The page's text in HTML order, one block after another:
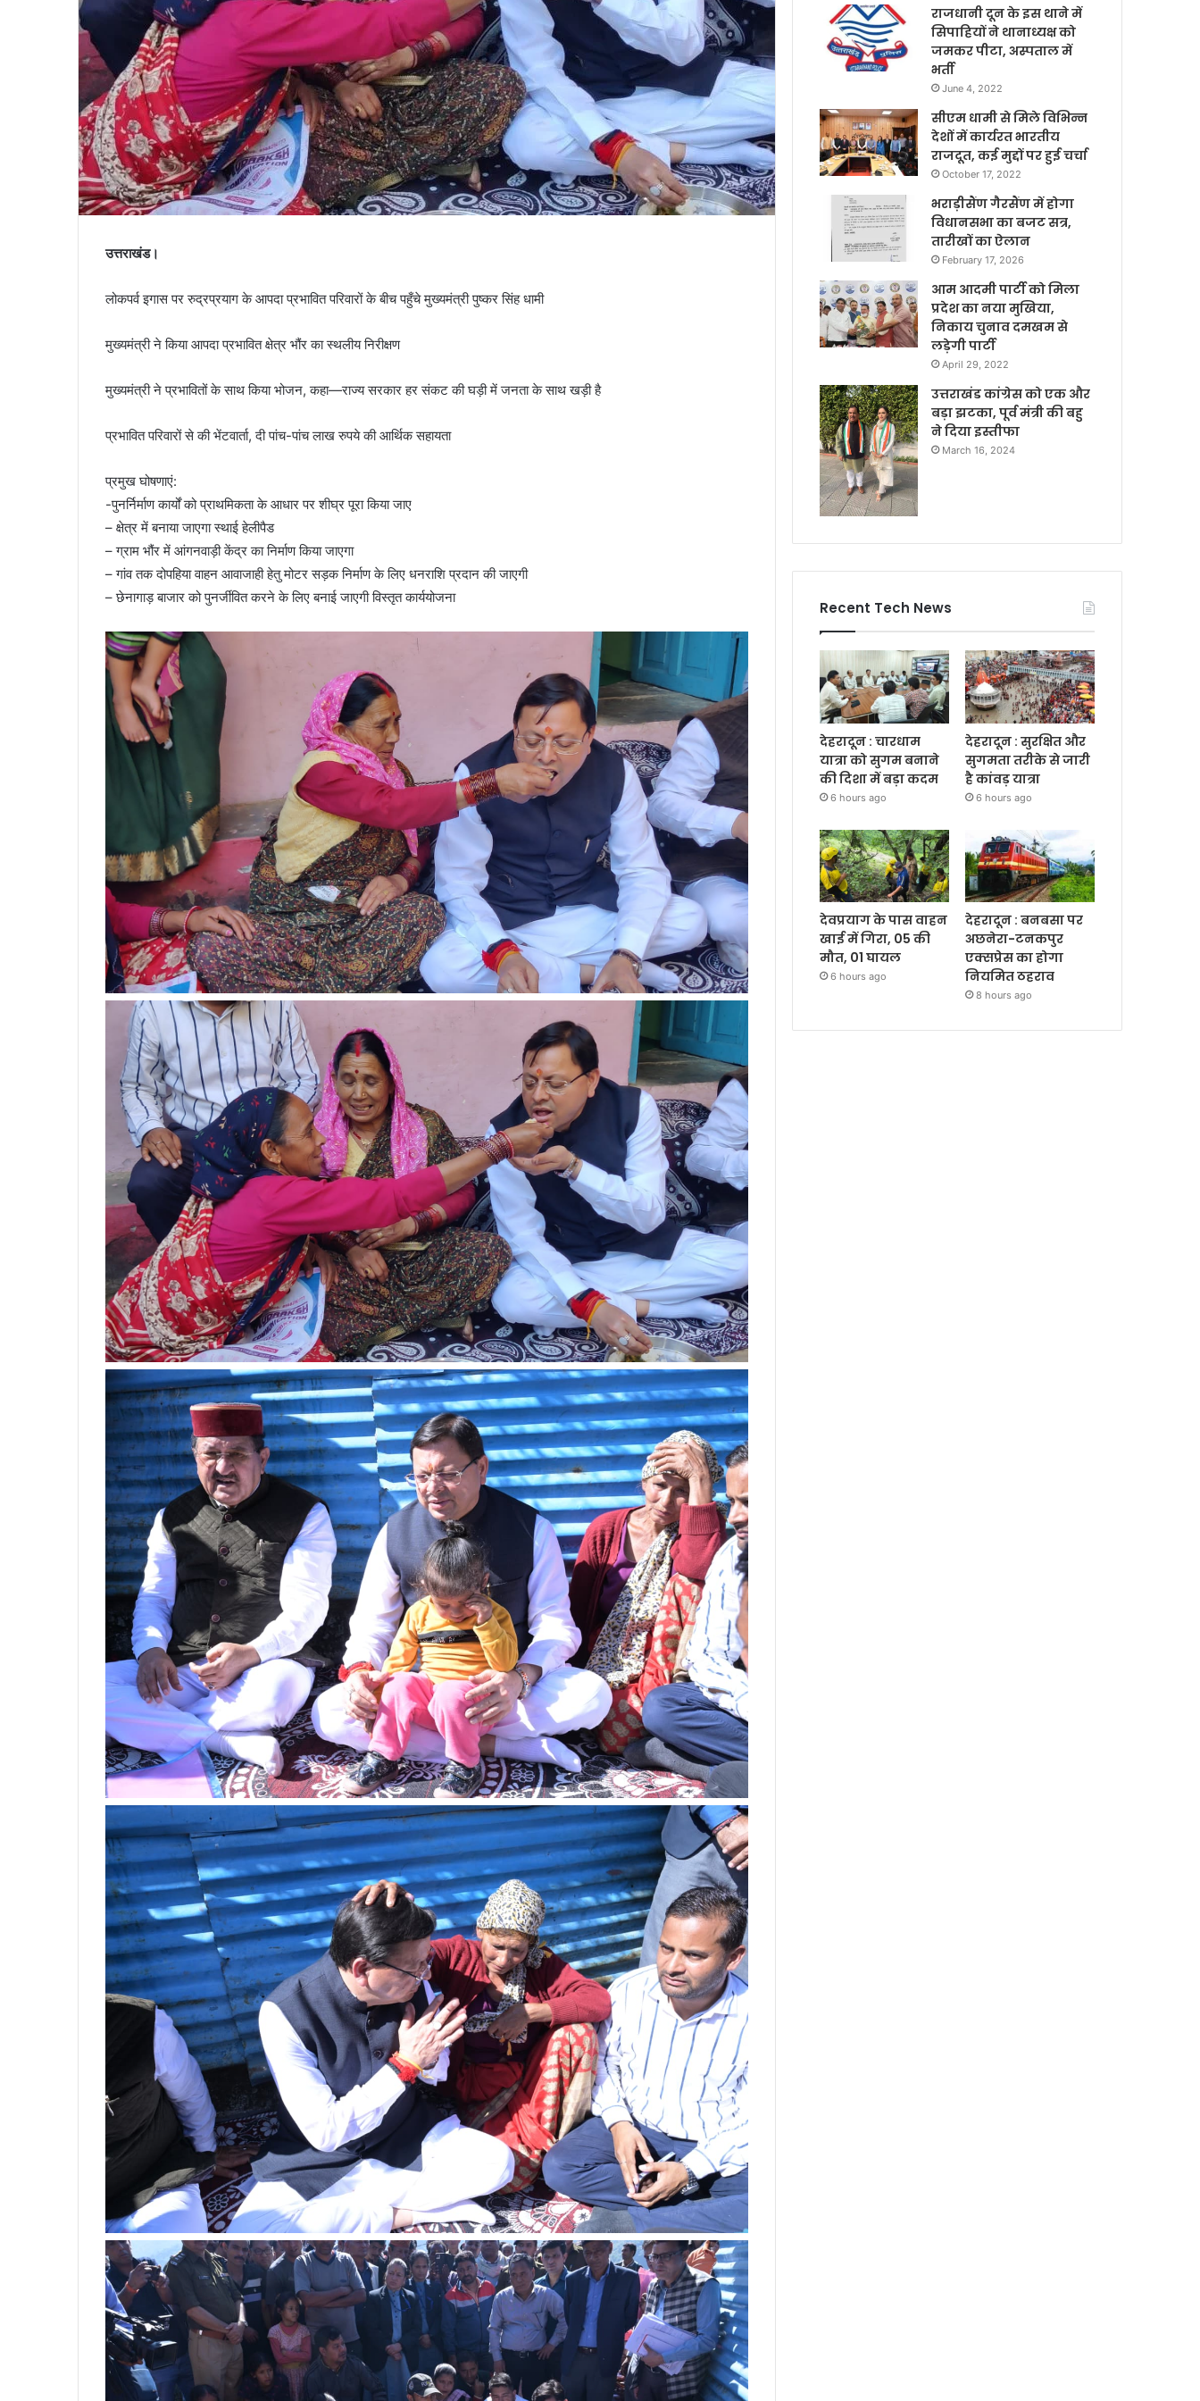
उत्तराखंड।
लोकपर्व इगास पर रुद्रप्रयाग के आपदा प्रभावित परिवारों के बीच पहुँचे मुख्यमंत्री पुष्कर सिंह धामी
मुख्यमंत्री ने किया आपदा प्रभावित क्षेत्र भौंर का स्थलीय निरीक्षण
मुख्यमंत्री ने प्रभावितों के साथ किया भोजन, कहा—राज्य सरकार हर संकट की घड़ी में जनता के साथ खड़ी है
प्रभावित परिवारों से की भेंटवार्ता, दी पांच-पांच लाख रुपये की आर्थिक सहायता
प्रमुख घोषणाएं:
-पुनर्निर्माण कार्यों को प्राथमिकता के आधार पर शीघ्र पूरा किया जाए
– क्षेत्र में बनाया जाएगा स्थाई हेलीपैड
– ग्राम भौंर में आंगनवाड़ी केंद्र का निर्माण किया जाएगा
– गांव तक दोपहिया वाहन आवाजाही हेतु मोटर सड़क निर्माण के लिए धनराशि प्रदान की जाएगी
– छेनागाड़ बाजार को पुनर्जीवित करने के लिए बनाई जाएगी विस्तृत कार्ययोजना
राजधानी दून के इस थाने में
सिपाहियों ने थानाध्यक्ष को
जमकर पीटा, अस्पताल में
भर्ती
June 4, 2022
सीएम धामी से मिले विभिन्न
देशों में कार्यरत भारतीय
राजदूत, कई मुद्दों पर हुई चर्चा
October 17, 2022
भराड़ीसैंण गैरसैंण में होगा
विधानसभा का बजट सत्र,
तारीखों का ऐलान
February 17, 2026
आम आदमी पार्टी को मिला
प्रदेश का नया मुखिया,
निकाय चुनाव दमखम से
लड़ेगी पार्टी
April 29, 2022
उत्तराखंड कांग्रेस को एक और
बड़ा झटका, पूर्व मंत्री की बहु
ने दिया इस्तीफा
March 16, 2024
Recent Tech News
देहरादून : चारधाम
यात्रा को सुगम बनाने
की दिशा में बड़ा कदम
6 hours ago
देहरादून : सुरक्षित और
सुगमता तरीके से जारी
है कांवड़ यात्रा
6 hours ago
देवप्रयाग के पास वाहन
खाई में गिरा, 05 की
मौत, 01 घायल
6 hours ago
देहरादून : बनबसा पर
अछनेरा-टनकपुर
एक्सप्रेस का होगा
नियमित ठहराव
8 hours ago